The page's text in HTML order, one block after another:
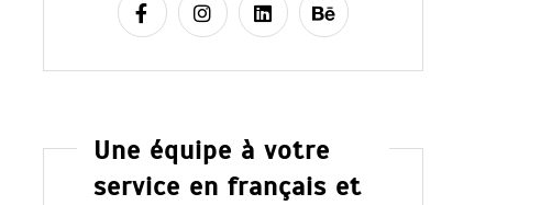
Une équipe à votre
service en français et